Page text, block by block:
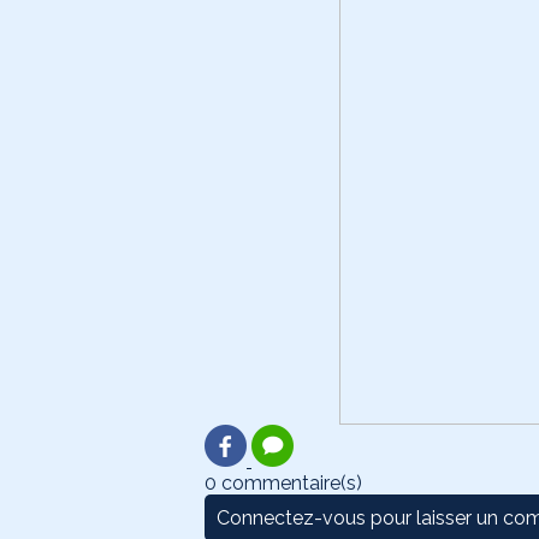
0 commentaire(s)
Connectez-vous pour laisser un